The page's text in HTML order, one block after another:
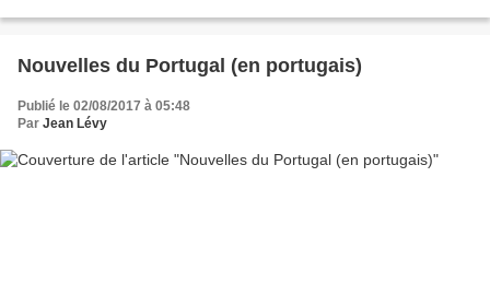
Nouvelles du Portugal (en portugais)
Publié le 02/08/2017 à 05:48
Par Jean Lévy